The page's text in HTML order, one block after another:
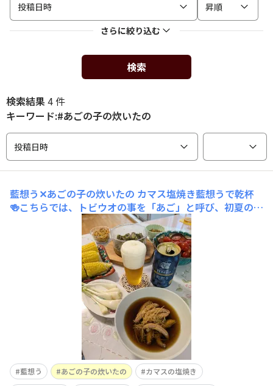
投稿日時
昇順
さらに絞り込む
検索
検索結果4 件
キーワード:#あごの子の炊いたの
投稿日時
藍想う✕あごの子の炊いたの カマス塩焼き藍想うで乾杯
🍻こちらでは、トビウオの事を「あご」と呼び、初夏の訪
れを告げる味覚として親しまれています。さっぱりとした
白身が美味しい刺身や、もちもちっとした食感の子（卵）
の煮付けなど様々な食べ方があります。そして「あごの
子」は、あごの身より貴重とされているとの事です。たし
かにお値段お高かっ
藍想う あごの子の炊いたの
カマスの塩焼き